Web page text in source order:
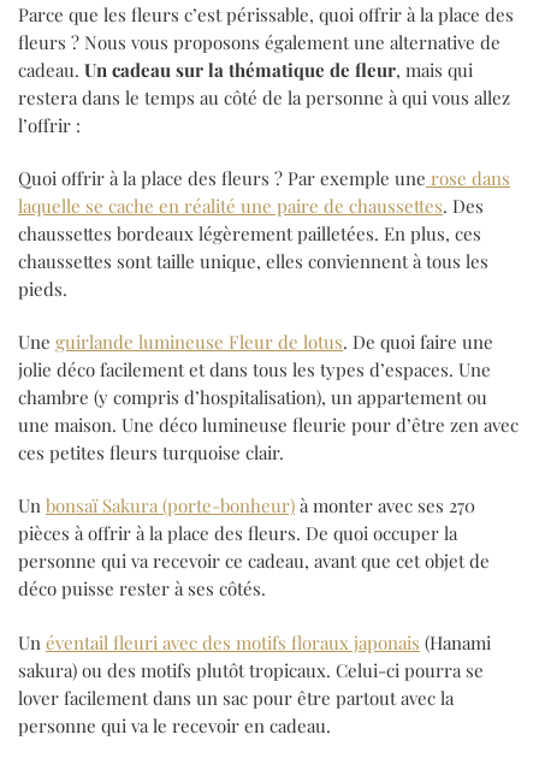
Parce que les fleurs c’est périssable, quoi offrir à la place des
fleurs ? Nous vous proposons également une alternative de
cadeau. Un cadeau sur la thématique de fleur, mais qui
restera dans le temps au côté de la personne à qui vous allez
l’offrir :
Quoi offrir à la place des fleurs ? Par exemple une rose dans
laquelle se cache en réalité une paire de chaussettes. Des
chaussettes bordeaux légèrement pailletées. En plus, ces
chaussettes sont taille unique, elles conviennent à tous les
pieds.
Une guirlande lumineuse Fleur de lotus. De quoi faire une
jolie déco facilement et dans tous les types d’espaces. Une
chambre (y compris d’hospitalisation), un appartement ou
une maison. Une déco lumineuse fleurie pour d’être zen avec
ces petites fleurs turquoise clair.
Un bonsaï Sakura (porte-bonheur) à monter avec ses 270
pièces à offrir à la place des fleurs. De quoi occuper la
personne qui va recevoir ce cadeau, avant que cet objet de
déco puisse rester à ses côtés.
Un éventail fleuri avec des motifs floraux japonais (Hanami
sakura) ou des motifs plutôt tropicaux. Celui-ci pourra se
lover facilement dans un sac pour être partout avec la
personne qui va le recevoir en cadeau.